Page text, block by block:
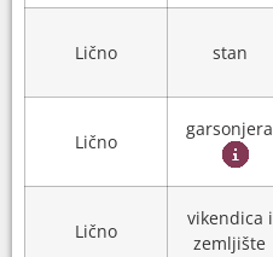
Lično stan
Lično
garsonjera
Lično
vikendica i
zemljište